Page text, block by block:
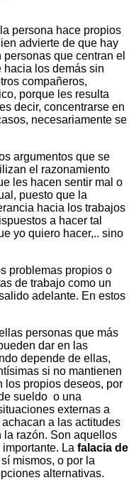
persona hace propios
advierte de que hay
que centran el
hacia los demás sin
compañeros,
porque les resulta
decir, concentrarse en
necesariamente se
argumentos que se
el razonamiento
les hacen sentir mal o
puesto que la
hacia los trabajos
a hacer tal
yo quiero hacer,.. sino
problemas propios o
de trabajo como un
adelante. En estos
personas que más
dar en las
depende de ellas,
si no mantienen
los propios deseos, por
sueldo o una
externas a
a las actitudes
la razón. Son aquellos
La falacia de
mismos, o por la
alternativas.